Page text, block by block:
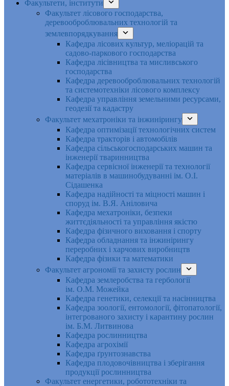
Факультети, інститути
Факультет лісового господарства,
деревооброблювальних технологій та
землевпорядкування
Кафедра лісових культур, меліорацій та
садово-паркового господарства
Кафедра лісівництва та мисливського
господарства
Кафедра деревооброблювальних технологій
та системотехніки лісового комплексу
Кафедра управління земельними ресурсами,
геодезії та кадастру
Факультет мехатроніки та інжинірингу
Кафедра оптимізації технологічних систем
Кафедра тракторів і автомобілів
Кафедра сільськогосподарських машин та
інженерії тваринництва
Кафедра cервісної інженерії та технології
матеріалів в машинобудуванні ім. О.І.
Сідашенка
Кафедра надійності та міцності машин і
споруд ім. В.Я. Аніловича
Кафедра мехатроніки, безпеки
життєдіяльності та управління якістю
Кафедра фізичного виховання і спорту
Кафедра обладнання та інжинірингу
переробних і харчових виробництв
Кафедра фізики та математики
Факультет агрономії та захисту рослин
Кафедра землеробства та гербології
ім. О.М. Можейка
Кафедра генетики, селекції та насінництва
Кафедра зоології, ентомології, фітопатології,
інтегрованого захисту і карантину рослин
ім. Б.М. Литвинова
Кафедра рослинництва
Кафедра агрохімії
Кафедра ґрунтознавства
Кафедра плодовочівництва і зберігання
продукції рослинництва
Факультет енергетики, робототехніки та